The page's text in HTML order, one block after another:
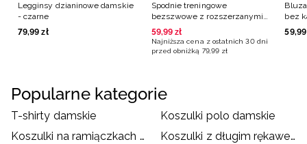
Legginsy dzianinowe damskie
- czarne
79,99 zł
Spodnie treningowe
bezszwowe z rozszerzanymi
nogawkami damskie - czarne
59,99 zł
Najniższa cena z ostatnich 30 dni
przed obniżką 79,99 zł
bez
59,99
Popularne kategorie
T-shirty damskie
Koszulki polo damskie
Koszulki na ramiączkach damskie
Koszulki z długim rękawem damskie